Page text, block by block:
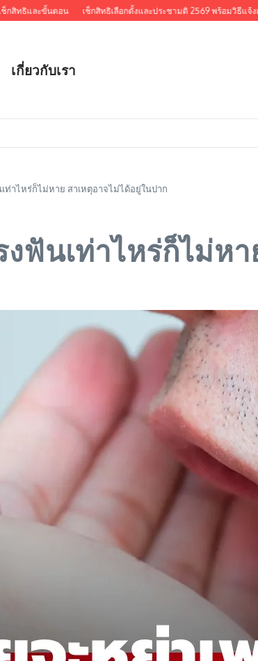
ธิและขั้นตอน เช็กสิทธิเลือกตั้งและประชามติ 2569 พร้อมวิธีแจ้งเหตุ
เกี่ยวกับเรา
ท่าไหร่ก็ไม่หาย สาเหตุอาจไม่ได้อยู่ในปาก
ฟันเท่าไหร่ก็ไม่ห